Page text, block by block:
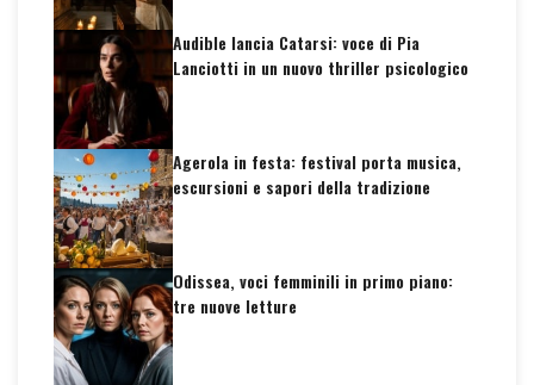
Audible lancia Catarsi: voce di Pia
Lanciotti in un nuovo thriller psicologico
Agerola in festa: festival porta musica,
escursioni e sapori della tradizione
Odissea, voci femminili in primo piano:
tre nuove letture